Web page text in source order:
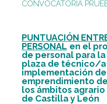
CONVOCATORIA
PUNTUACIÓN
PERSONAL en el
de personal para
plaza de técnico/a
implementación
emprendimiento
los ámbitos
de Castilla y León